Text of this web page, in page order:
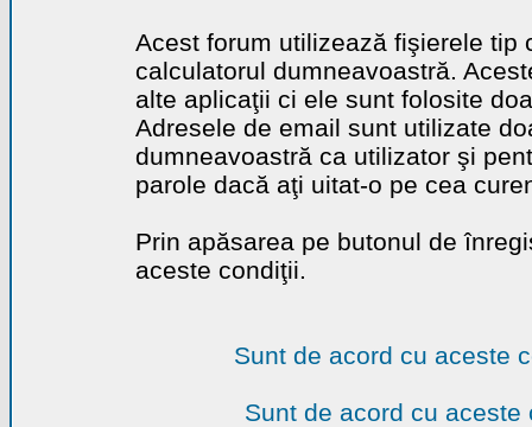
Acest forum utilizează fişierele tip
calculatorul dumneavoastră.
alte aplicaţii ci ele sunt folosite
Adresele de email sunt utilizate
dumneavoastră ca utilizator şi
parole dacă aţi uitat-o pe cea
Prin apăsarea pe butonul de
aceste condiţii.
Sunt de acord cu aceste
Sunt de acord cu